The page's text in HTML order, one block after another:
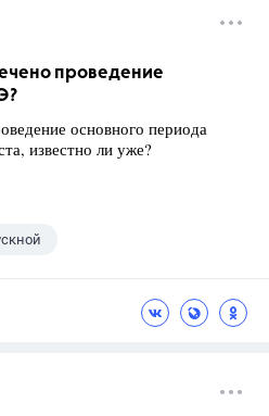
проведение
основного периода
известно ли уже?